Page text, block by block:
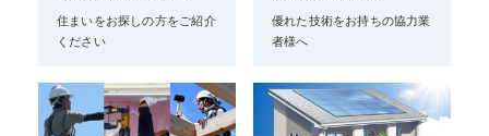
住まいをお探しの方をご紹介
ください
優れた技術をお持ちの協力業
者様へ